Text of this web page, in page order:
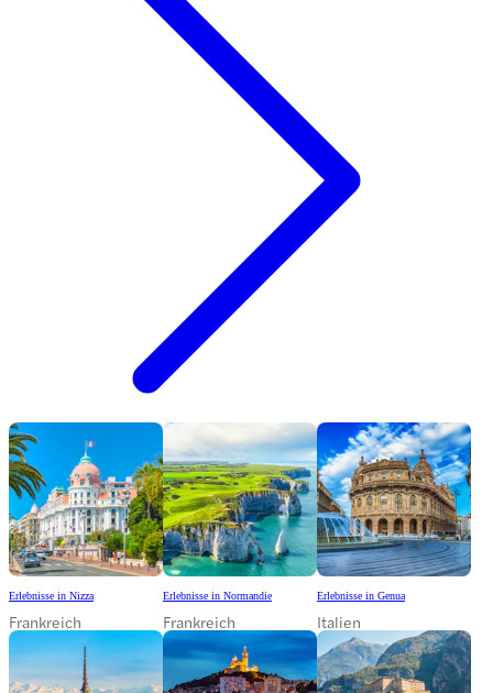
Erlebnisse in Nizza
Frankreich
Erlebnisse in Normandie
Frankreich
Erlebnisse in Genua
Italien